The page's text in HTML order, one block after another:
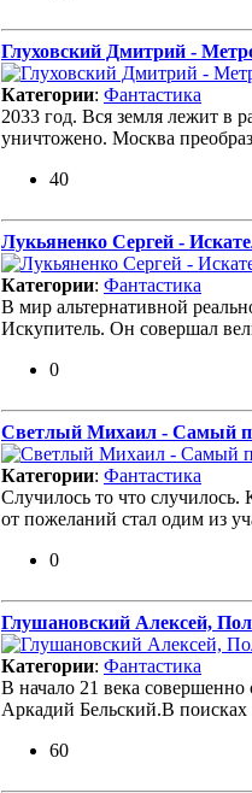
Глуховский Дмитрий -
Категории: Фантастика
2033 год. Вся земля лежит в
уничтожено. Москва
40
Лукьяненко Сергей -
Категории: Фантастика
В мир альтернативной
Искупитель. Он совершал
0
Светлый Михаил - Самый
Категории: Фантастика
Случилось то что
от пожеланий стал одим из
0
Глушановский Алексей,
Категории: Фантастика
В начало 21 века совершенно
Аркадий Бельский.В
60